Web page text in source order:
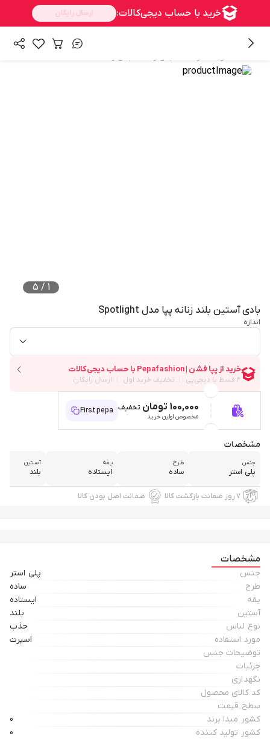
1
/
5
بادی آستین بلند زنانه پپا مدل Spotlight
اندازه
100,000 تومان تخفیف
مخصوص اولین خرید
Firstpepa
مشخصات
جنس
پلی استر
طرح
ساده
یقه
ایستاده
آستین
بلند
۷ روز ضمانت بازگشت کالا ضمانت اصل بودن کالا
مشخصات
جنس
پلی استر
طرح
ساده
یقه
ایستاده
آستین
بلند
نوع لباس
جذب
مورد استفاده
اسپرت
توضیحات جنس
جزئیات
نگهداری
کد کالای محصول
سطح قیمت
کشور مبدا برند
0
کشور تولید کننده
0